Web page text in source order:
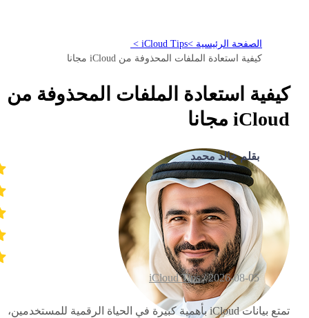
الصفحة الرئيسية >iCloud Tips >
كيفية استعادة الملفات المحذوفة من iCloud مجانا
كيفية استعادة الملفات المحذوفة من
iCloud مجانا
بقلم خالد محمد
2026-08-05 /
iCloud Tips
تمتع بيانات iCloud بأهمية كبيرة في الحياة الرقمية للمستخدمين،